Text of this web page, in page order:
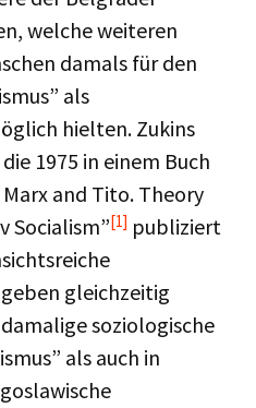
welche weiteren
damals für den
als
hielten. Zukins
1975 in einem Buch
and Tito. Theory
Socialism”[1] publiziert
gleichzeitig
soziologische
als auch in